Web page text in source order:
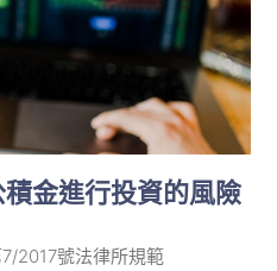
金進行投資的風險
2017號法律所規範